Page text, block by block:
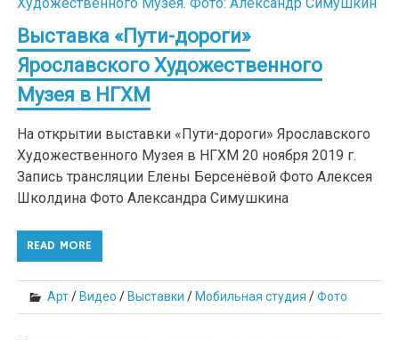
Выставка «Пути-дороги»
Ярославского Художественного
Музея в НГХМ
На открытии выставки «Пути-дороги» Ярославского
Художественного Музея в НГХМ 20 ноября 2019 г.
Запись трансляции Елены Берсенёвой Фото Алексея
Школдина Фото Александра Симушкина
READ MORE
Арт/ Видео / Выставки / Мобильная студия /Фото